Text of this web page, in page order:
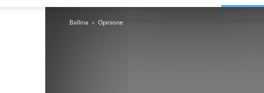
Ballina Opinione